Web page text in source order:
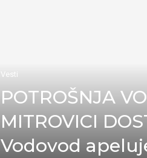
Vesti
POTROŠNJA
MITROVICI
Vodovod